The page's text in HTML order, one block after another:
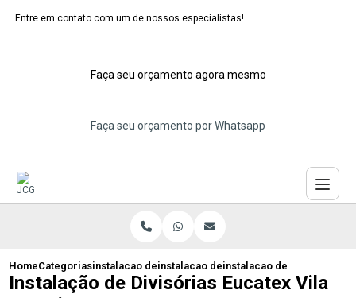
Entre em contato com um de nossos especialistas!
Faça seu orçamento agora mesmo
Faça seu orçamento por Whatsapp
HomeCategoriasinstalacao de dividorias eucatex
instalacao de divisoria eucatex
instalacao de divisorias
Instalação de Divisórias Eucatex Vila